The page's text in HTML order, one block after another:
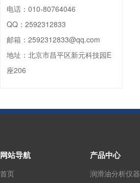
电话： 010-80764046
QQ： 2592312833
邮箱： 2592312833@qq.com
地址： 北京市昌平区新元科技园E
座206
网站导航
首页
产品中心
润滑油分析仪器